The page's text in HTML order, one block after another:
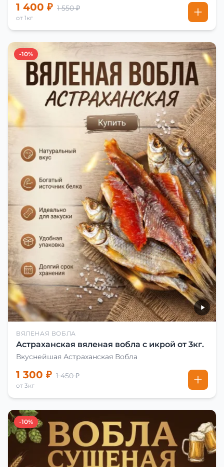
1 400 ₽ 1 550 ₽
от 1кг
-10%
ВЯЛЕНАЯ ВОБЛА
Астраханская вяленая вобла с икрой от 3кг.
Вкуснейшая Астраханская Вобла
1 300 ₽ 1 450 ₽
от 3кг
-10%